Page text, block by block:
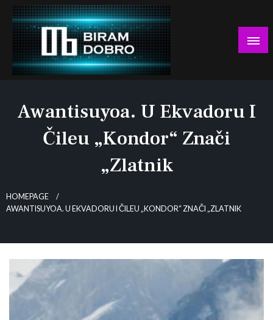
Skip
content
Awantisuyoa. U Ekvadoru I
Čileu „kondor“ Znači
„zlatnik
HOMEPAGE
AWANTISUYOA. U EKVADORU I ČILEU „KONDOR“ ZNAČI „ZLATNIK